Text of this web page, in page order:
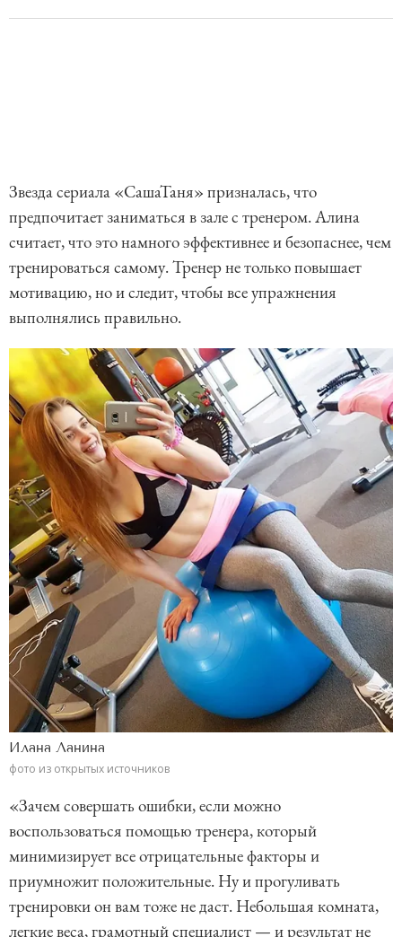
Звезда сериала «СашаТаня» призналась, что
предпочитает заниматься в зале с тренером. Алина
считает, что это намного эффективнее и безопаснее, чем
тренироваться самому. Тренер не только повышает
мотивацию, но и следит, чтобы все упражнения
выполнялись правильно.
Илана Ланина
фото из открытых источников
«Зачем совершать ошибки, если можно
воспользоваться помощью тренера, который
минимизирует все отрицательные факторы и
приумножит положительные. Ну и прогуливать
тренировки он вам тоже не даст. Небольшая комната,
легкие веса, грамотный специалист — и результат не